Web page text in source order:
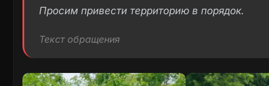
Просим привести территорию в порядок.
Текст обращения